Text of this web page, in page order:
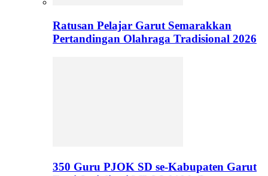
Ratusan Pelajar Garut Semarakkan
Pertandingan Olahraga Tradisional 2026
350 Guru PJOK SD se-Kabupaten Garut